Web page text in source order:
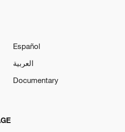
Español
العربية
Documentary